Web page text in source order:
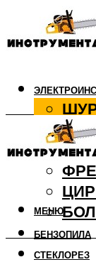
БЕНЗОПИЛА
СТЕКЛОРЕЗ
МЕНЮ